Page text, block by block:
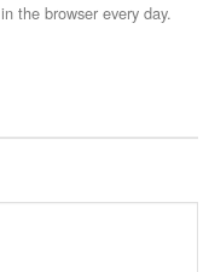
the browser every day.